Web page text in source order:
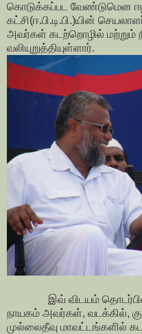
கொடுக்கப்பட வேண்டுமென
கட்சி(ஈ.பி.டி.பி.)யின்
அவர்கள் கடற்றொழில் மற்றும்
வலியுறுத்தியுள்ளார்.
இவ் விடயம் தொடர்பில்
நாயகம் அவர்கள், வடக்கில்,
முல்லைதீவு மாவட்டங்களில்